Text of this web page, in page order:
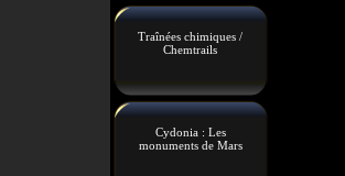
Traînées chimiques /
Chemtrails
Cydonia : Les
monuments de Mars